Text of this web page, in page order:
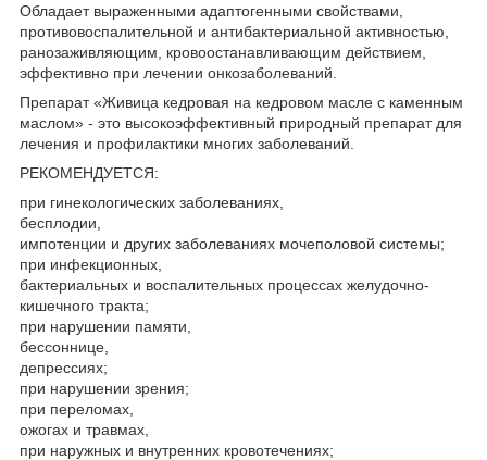
Обладает выраженными адаптогенными свойствами,
противовоспалительной и антибактериальной активностью,
ранозаживляющим, кровоостанавливающим действием,
эффективно при лечении онкозаболеваний.
Препарат «Живица кедровая на кедровом масле с каменным
маслом» - это высокоэффективный природный препарат для
лечения и профилактики многих заболеваний.
РЕКОМЕНДУЕТСЯ:
при гинекологических заболеваниях,
бесплодии,
импотенции и других заболеваниях мочеполовой системы;
при инфекционных,
бактериальных и воспалительных процессах желудочно-
кишечного тракта;
при нарушении памяти,
бессоннице,
депрессиях;
при нарушении зрения;
при переломах,
ожогах и травмах,
при наружных и внутренних кровотечениях;